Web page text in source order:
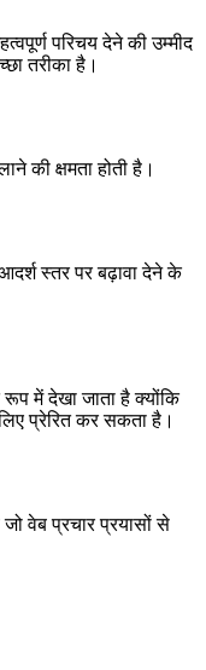
परिचय देने की उम्मीद
तरीका है।
की क्षमता होती है।
आदर्श स्तर पर बढ़ावा देने के
में देखा जाता है क्योंकि
प्रेरित कर सकता है।
वेब प्रचार प्रयासों से